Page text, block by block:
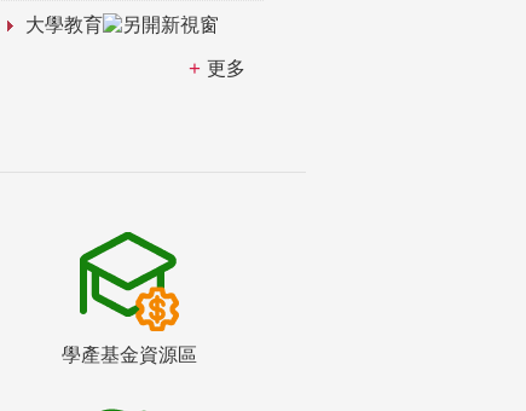
大學教育
更多
學產基金資源區